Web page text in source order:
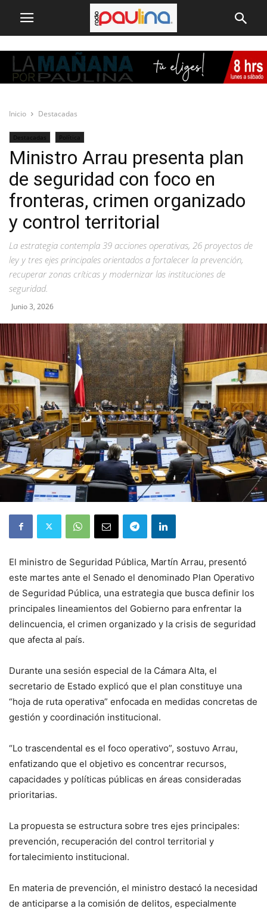
Inicio Destacadas
Destacadas Política
Ministro Arrau presenta plan
de seguridad con foco en
fronteras, crimen organizado
y control territorial
La estrategia contempla 39 acciones operativas, 26 proyectos de
ley y tres ejes principales orientados a fortalecer la prevención,
recuperar zonas críticas y modernizar las instituciones de
seguridad.
Junio 3, 2026
El ministro de Seguridad Pública, Martín Arrau, presentó
este martes ante el Senado el denominado Plan Operativo
de Seguridad Pública, una estrategia que busca definir los
principales lineamientos del Gobierno para enfrentar la
delincuencia, el crimen organizado y la crisis de seguridad
que afecta al país.
Durante una sesión especial de la Cámara Alta, el
secretario de Estado explicó que el plan constituye una
“hoja de ruta operativa” enfocada en medidas concretas de
gestión y coordinación institucional.
“Lo trascendental es el foco operativo”, sostuvo Arrau,
enfatizando que el objetivo es concentrar recursos,
capacidades y políticas públicas en áreas consideradas
prioritarias.
La propuesta se estructura sobre tres ejes principales:
prevención, recuperación del control territorial y
fortalecimiento institucional.
En materia de prevención, el ministro destacó la necesidad
de anticiparse a la comisión de delitos, especialmente